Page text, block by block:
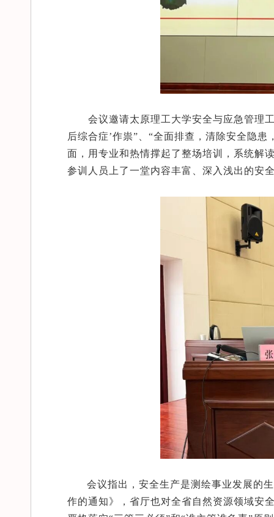
会议邀请太原理工大学安全与应急管理
后综合症’作祟”、“全面排查，清除安全隐患
面，用专业和热情撑起了整场培训，系统解
参训人员上了一堂内容丰富、深入浅出的安
会议指出，安全生产是测绘事业发展的
作的通知》，省厅也对全省自然资源领域安